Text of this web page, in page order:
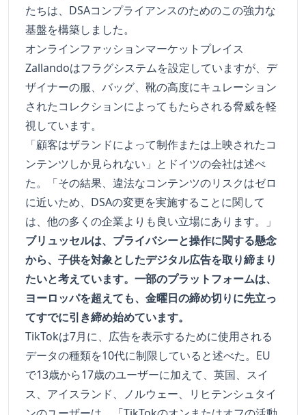
たちは、DSAコンプライアンスのためのこの強力な
基盤を構築しました。
オンラインファッションマーケットプレイス
Zallandoはフラグシステムを設定していますが、デ
ザイナーの服、バッグ、靴の高度にキュレーション
されたコレクションによってもたらされる脅威を軽
視しています。
「顧客はザランドによって制作または上映されたコ
ンテンツしか見られない」とドイツの会社は述べ
た。「その結果、違法なコンテンツのリスクはゼロ
に近いため、DSAの変更を実施することに関して
は、他の多くの企業よりも良い立場にあります。」
ブリュッセルは、プライバシーと操作に関する懸念
から、子供を対象としたデジタル広告を取り締まり
たいと考えています。一部のプラットフォームは、
ヨーロッパを超えても、金曜日の締め切りに先立っ
てすでに引き締め始めています。
TikTokは7月に、広告を表示するために使用される
データの種類を10代に制限していると述べた。EU
で13歳から17歳のユーザーに加えて、英国、スイ
ス、アイスランド、ノルウェー、リヒテンシュタイ